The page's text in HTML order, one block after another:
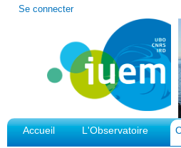
Outils
Se connecter
Accueil L'Observatoire